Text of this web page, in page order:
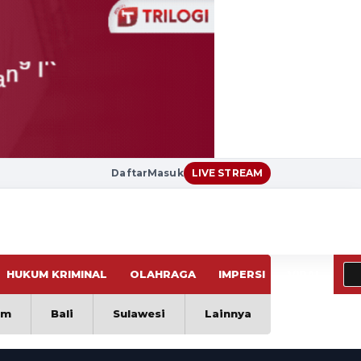
DaftarMasuk LIVE STREAM
HUKUM KRIMINAL OLAHRAGA IMPERSI
Bali Sulawesi Lainnya